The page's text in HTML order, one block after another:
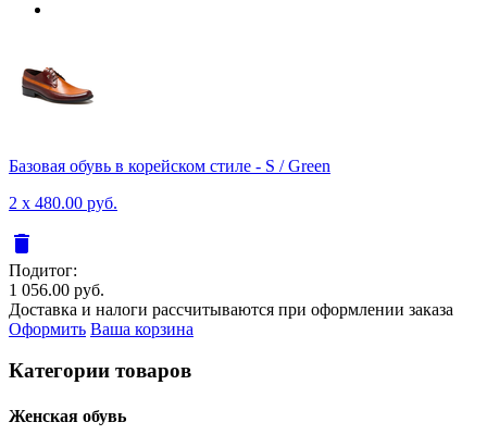
Базовая обувь в корейском стиле - S / Green
2 x 480.00 руб.
delete
Подитог:
1 056.00 руб.
Доставка и налоги рассчитываются при оформлении заказа
Оформить Ваша корзина
Категории товаров
Женcкая обувь